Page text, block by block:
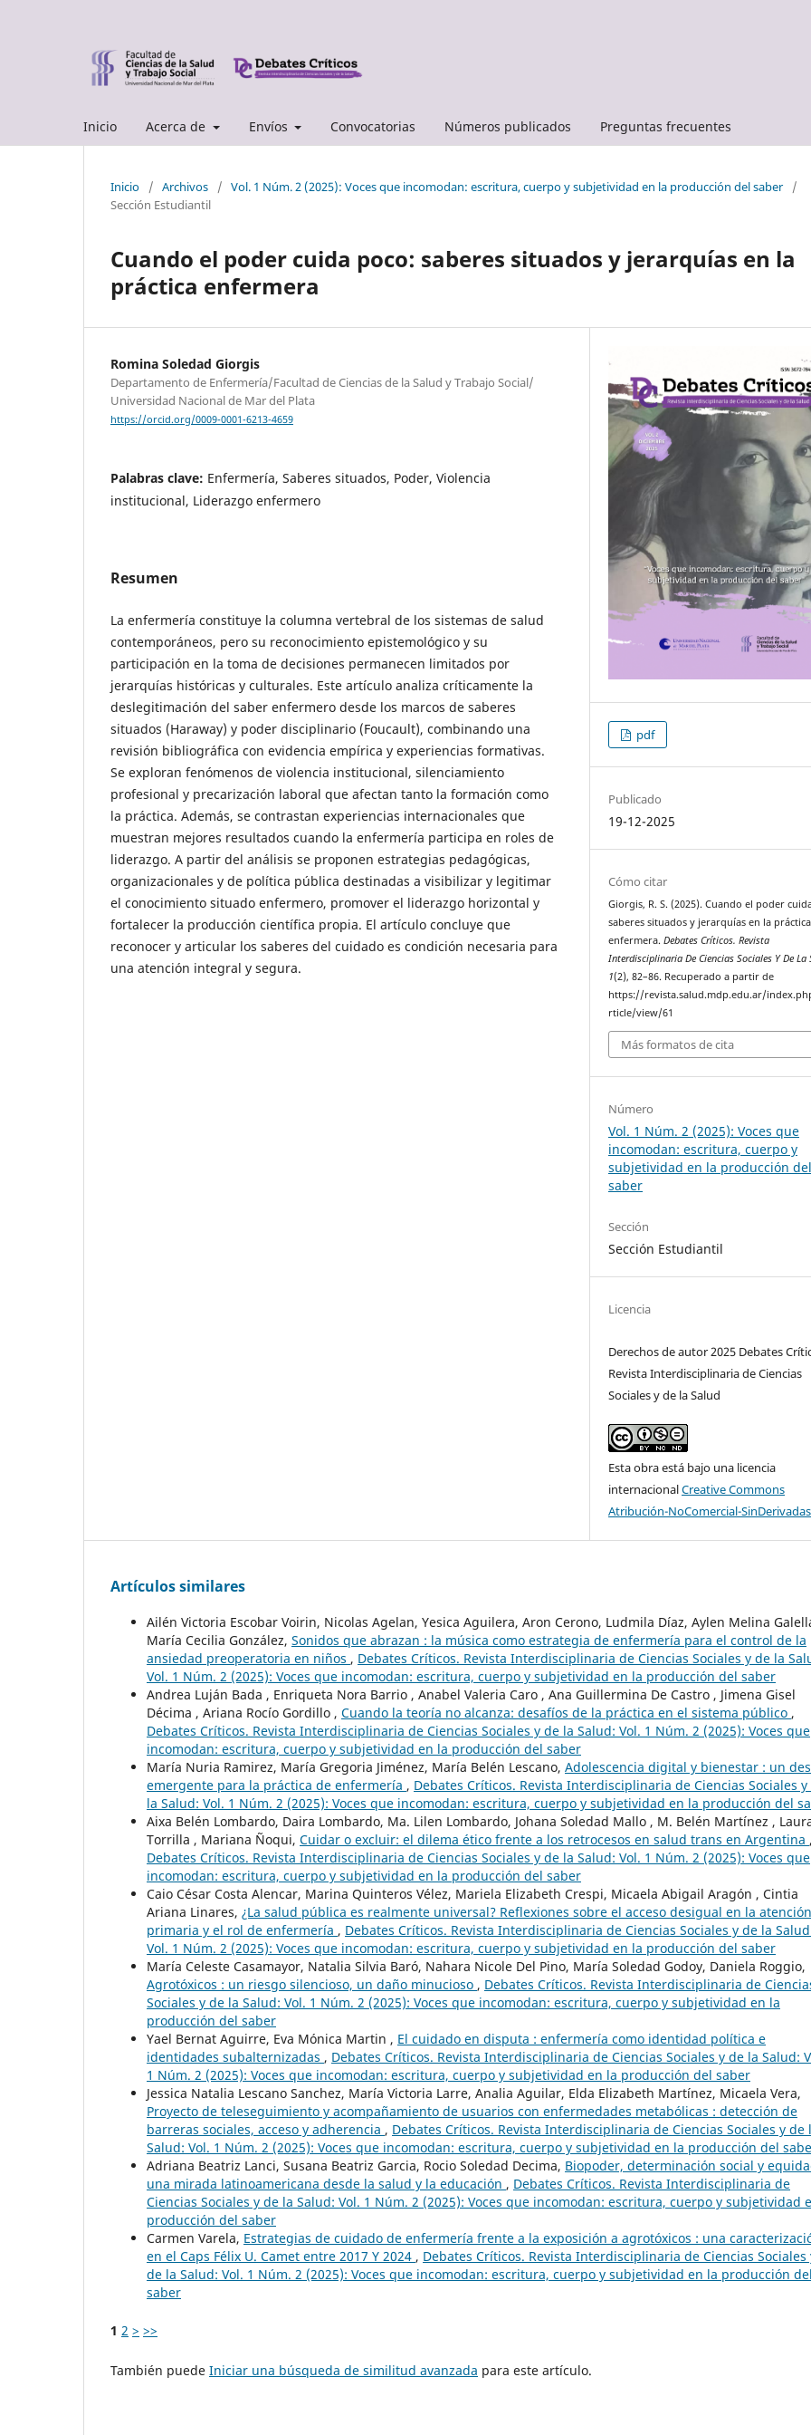
Inicio Acerca de Envíos Convocatorias Números publicados Preguntas frecuentes
Inicio / Archivos / Vol. 1 Núm. 2 (2025): Voces que incomodan: escritura, cuerpo y subjetividad en la producción del saber
/
Sección Estudiantil
Cuando el poder cuida poco: saberes situados y jerarquías en la
práctica enfermera
Romina Soledad Giorgis
Departamento de Enfermería/Facultad de Ciencias de la Salud y Trabajo Social/
Universidad Nacional de Mar del Plata
https://orcid.org/0009-0001-6213-4659
Palabras clave: Enfermería, Saberes situados, Poder, Violencia
institucional, Liderazgo enfermero
Resumen
La enfermería constituye la columna vertebral de los sistemas de salud
contemporáneos, pero su reconocimiento epistemológico y su
participación en la toma de decisiones permanecen limitados por
jerarquías históricas y culturales. Este artículo analiza críticamente la
deslegitimación del saber enfermero desde los marcos de saberes
situados (Haraway) y poder disciplinario (Foucault), combinando una
revisión bibliográfica con evidencia empírica y experiencias formativas.
Se exploran fenómenos de violencia institucional, silenciamiento
profesional y precarización laboral que afectan tanto la formación como
la práctica. Además, se contrastan experiencias internacionales que
muestran mejores resultados cuando la enfermería participa en roles de
liderazgo. A partir del análisis se proponen estrategias pedagógicas,
organizacionales y de política pública destinadas a visibilizar y legitimar
el conocimiento situado enfermero, promover el liderazgo horizontal y
fortalecer la producción científica propia. El artículo concluye que
reconocer y articular los saberes del cuidado es condición necesaria para
una atención integral y segura.
pdf
Publicado
19-12-2025
Cómo citar
Giorgis, R. S. (2025). Cuando el poder
saberes situados y jerarquías en la práctica
enfermera.Debates Críticos. Revista
Interdisciplinaria De Ciencias Sociales Y De La
1(2), 82–86. Recuperado a partir de
https://revista.salud.mdp.edu.ar/
rticle/view/61
Más formatos de cita
Número
Vol. 1 Núm. 2 (2025): Voces que
incomodan: escritura, cuerpo y
subjetividad en la producción del
saber
Sección
Sección Estudiantil
Licencia
Derechos de autor 2025 Debates
Revista Interdisciplinaria de Ciencias
Sociales y de la Salud
Esta obra está bajo una licencia
internacionalCreative Commons
Atribución-NoComercial-
Artículos similares
Ailén Victoria Escobar Voirin, Nicolas Agelan, Yesica Aguilera, Aron Cerono, Ludmila Díaz, Aylen Melina
María Cecilia González, Sonidos que abrazan : la música como estrategia de enfermería para el control de la
ansiedad preoperatoria en niños , Debates Críticos. Revista Interdisciplinaria de Ciencias Sociales y de la
Vol. 1 Núm. 2 (2025): Voces que incomodan: escritura, cuerpo y subjetividad en la producción del saber
Andrea Luján Bada , Enriqueta Nora Barrio , Anabel Valeria Caro , Ana Guillermina De Castro , Jimena Gisel
Décima , Ariana Rocío Gordillo , Cuando la teoría no alcanza: desafíos de la práctica en el sistema público ,
Debates Críticos. Revista Interdisciplinaria de Ciencias Sociales y de la Salud: Vol. 1 Núm. 2 (2025): Voces que
incomodan: escritura, cuerpo y subjetividad en la producción del saber
María Nuria Ramirez, María Gregoria Jiménez, María Belén Lescano, Adolescencia digital y bienestar : un
emergente para la práctica de enfermería , Debates Críticos. Revista Interdisciplinaria de Ciencias Sociales y
la Salud: Vol. 1 Núm. 2 (2025): Voces que incomodan: escritura, cuerpo y subjetividad en la producción del
Aixa Belén Lombardo, Daira Lombardo, Ma. Lilen Lombardo, Johana Soledad Mallo , M. Belén Martínez ,
Torrilla , Mariana Ñoqui, Cuidar o excluir: el dilema ético frente a los retrocesos en salud trans en Argentina ,
Debates Críticos. Revista Interdisciplinaria de Ciencias Sociales y de la Salud: Vol. 1 Núm. 2 (2025): Voces que
incomodan: escritura, cuerpo y subjetividad en la producción del saber
Caio César Costa Alencar, Marina Quinteros Vélez, Mariela Elizabeth Crespi, Micaela Abigail Aragón , Cintia
Ariana Linares, ¿La salud pública es realmente universal? Reflexiones sobre el acceso desigual en la atención
primaria y el rol de enfermería , Debates Críticos. Revista Interdisciplinaria de Ciencias Sociales y de la
Vol. 1 Núm. 2 (2025): Voces que incomodan: escritura, cuerpo y subjetividad en la producción del saber
María Celeste Casamayor, Natalia Silvia Baró, Nahara Nicole Del Pino, María Soledad Godoy, Daniela Roggio,
Agrotóxicos : un riesgo silencioso, un daño minucioso , Debates Críticos. Revista Interdisciplinaria de
Sociales y de la Salud: Vol. 1 Núm. 2 (2025): Voces que incomodan: escritura, cuerpo y subjetividad en la
producción del saber
Yael Bernat Aguirre, Eva Mónica Martin , El cuidado en disputa : enfermería como identidad política e
identidades subalternizadas , Debates Críticos. Revista Interdisciplinaria de Ciencias Sociales y de la Salud:
1 Núm. 2 (2025): Voces que incomodan: escritura, cuerpo y subjetividad en la producción del saber
Jessica Natalia Lescano Sanchez, María Victoria Larre, Analia Aguilar, Elda Elizabeth Martínez, Micaela Vera,
Proyecto de teleseguimiento y acompañamiento de usuarios con enfermedades metabólicas : detección de
barreras sociales, acceso y adherencia , Debates Críticos. Revista Interdisciplinaria de Ciencias Sociales y de
Salud: Vol. 1 Núm. 2 (2025): Voces que incomodan: escritura, cuerpo y subjetividad en la producción del
Adriana Beatriz Lanci, Susana Beatriz Garcia, Rocio Soledad Decima, Biopoder, determinación social y
una mirada latinoamericana desde la salud y la educación , Debates Críticos. Revista Interdisciplinaria de
Ciencias Sociales y de la Salud: Vol. 1 Núm. 2 (2025): Voces que incomodan: escritura, cuerpo y subjetividad
producción del saber
Carmen Varela, Estrategias de cuidado de enfermería frente a la exposición a agrotóxicos : una
en el Caps Félix U. Camet entre 2017 Y 2024 , Debates Críticos. Revista Interdisciplinaria de Ciencias Sociales
de la Salud: Vol. 1 Núm. 2 (2025): Voces que incomodan: escritura, cuerpo y subjetividad en la producción del
saber
1 2 > >>
También puede Iniciar una búsqueda de similitud avanzada para este artículo.